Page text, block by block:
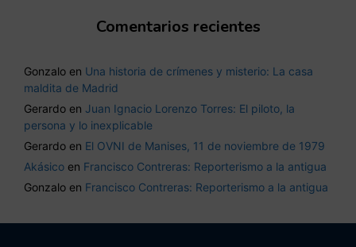
Comentarios recientes
Gonzalo en Una historia de crímenes y misterio: La casa
maldita de Madrid
Gerardo en Juan Ignacio Lorenzo Torres: El piloto, la
persona y lo inexplicable
Gerardo en El OVNI de Manises, 11 de noviembre de 1979
Akásico en Francisco Contreras: Reporterismo a la antigua
Gonzalo en Francisco Contreras: Reporterismo a la antigua